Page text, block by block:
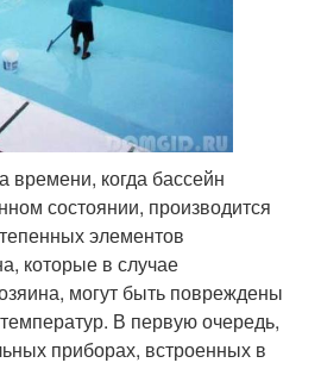
времени, когда бассейн
состоянии, производится
элементов
которые в случае
могут быть повреждены
В первую очередь,
приборах, встроенных в